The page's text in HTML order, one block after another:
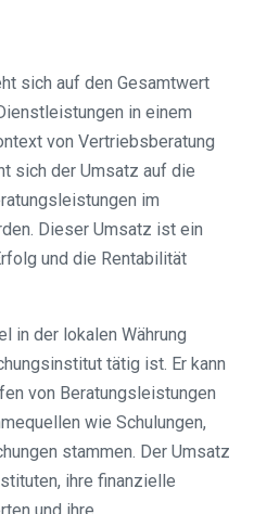
sich auf den Gesamtwert
in einem
von Vertriebsberatung
sich der Umsatz auf die
im
Dieser Umsatz ist ein
und die Rentabilität
in der lokalen Währung
tätig ist. Er kann
von Beratungsleistungen
wie Schulungen,
stammen. Der Umsatz
ihre finanzielle